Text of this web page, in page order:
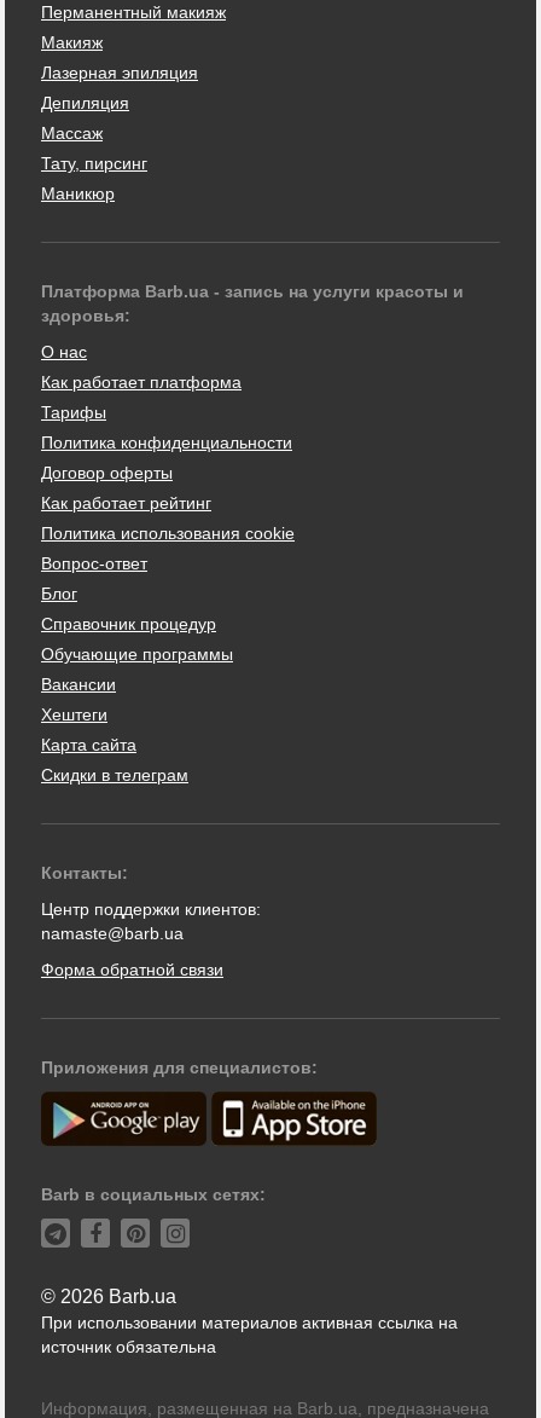
Перманентный макияж
Макияж
Лазерная эпиляция
Депиляция
Массаж
Тату, пирсинг
Маникюр
Платформа Barb.ua - запись на услуги красоты и
здоровья:
О нас
Как работает платформа
Тарифы
Политика конфиденциальности
Договор оферты
Как работает рейтинг
Политика использования cookie
Вопрос-ответ
Блог
Справочник процедур
Обучающие программы
Вакансии
Хештеги
Карта сайта
Скидки в телеграм
Контакты:
Центр поддержки клиентов:
namaste@barb.ua
Форма обратной связи
Приложения для специалистов:
Barb в социальных сетях:
© 2026 Barb.ua
При использовании материалов активная ссылка на
источник обязательна
Информация, размещенная на Barb.ua, предназначена